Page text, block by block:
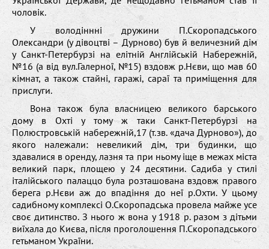
чоловік.
У володіннні дружини П.Скоропадського
Олександри (у дівоцтві – Дурново) був й величезний дім
у Санкт-Петербурзі на елітній Англійській Набережній,
№16 (а від вул.Галерної, №15) вздовж р.Нєви, що мав 60
кімнат, а також стайні, гаражі, сараї та приміщення для
прислуги.
Вона також була власницею великого барського
дому в Охті у тому ж таки Санкт-Петербурзі на
Полюстровській набережній,17 (т.зв. «дача Дурново»), до
якого належали: невеликий дім, три будинки, що
здавалися в оренду, лазня та при ньому іще в межах міста
великий парк, площею у 24 десятини. Садиба у стилі
італійського палаццо була розташована вздовж правого
берега р.Нєви аж до впадіння до неї р.Охти. У цьому
садибному комплексі О.Скоропадська провела майже усе
своє дитинство. З нього ж вона у 1918 р. разом з дітьми
виїхала до Києва, після проголошення П.Скоропадського
гетьманом України.